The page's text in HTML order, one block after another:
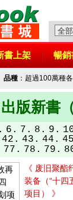
書上架 暢
品種 ：超過100萬種
版新書
6. 7. 8. 9.
42. 43. 44.
77. 78. 79.
《 废旧聚
装备（“十四
项目） 》